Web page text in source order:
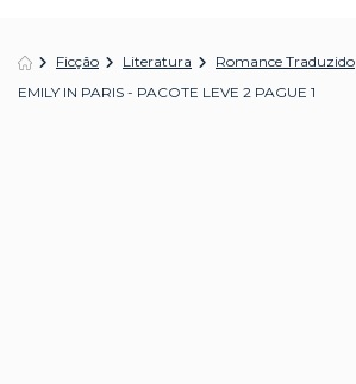
Ficção Literatura
Romance Traduzido
EMILY IN PARIS - PACOTE LEVE 2 PAGUE 1